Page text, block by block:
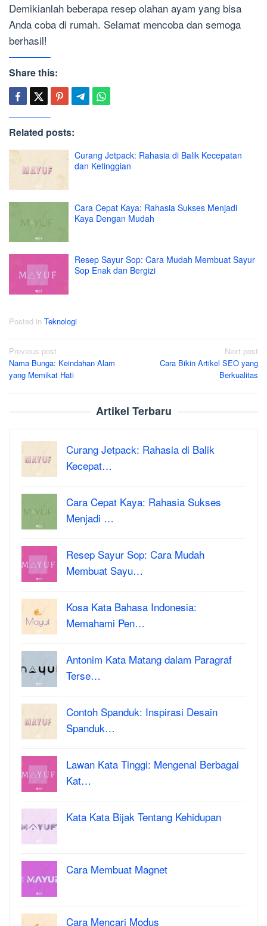
Demikianlah beberapa resep olahan ayam yang bisa
Anda coba di rumah. Selamat mencoba dan semoga
berhasil!
Share this:
Related posts:
Curang Jetpack: Rahasia di Balik Kecepatan
dan Ketinggian
Cara Cepat Kaya: Rahasia Sukses Menjadi
Kaya Dengan Mudah
Resep Sayur Sop: Cara Mudah Membuat Sayur
Sop Enak dan Bergizi
Posted in Teknologi
Post
navigation
Previous post
Nama Bunga: Keindahan Alam
yang Memikat Hati
Next post
Cara Bikin Artikel SEO yang
Berkualitas
Artikel Terbaru
Curang Jetpack: Rahasia di Balik
Kecepat…
Cara Cepat Kaya: Rahasia Sukses
Menjadi …
Resep Sayur Sop: Cara Mudah
Membuat Sayu…
Kosa Kata Bahasa Indonesia:
Memahami Pen…
Antonim Kata Matang dalam Paragraf
Terse…
Contoh Spanduk: Inspirasi Desain
Spanduk…
Lawan Kata Tinggi: Mengenal Berbagai
Kat…
Kata Kata Bijak Tentang Kehidupan
Cara Membuat Magnet
Cara Mencari Modus